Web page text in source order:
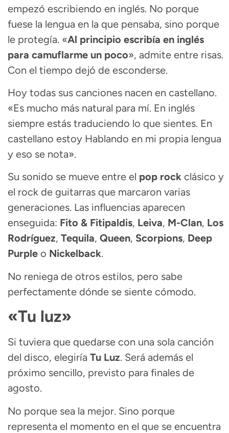
empezó escribiendo en inglés. No porque
fuese la lengua en la que pensaba, sino porque
le protegía. «Al principio escribía en inglés
para camuflarme un poco», admite entre risas.
Con el tiempo dejó de esconderse.
Hoy todas sus canciones nacen en castellano.
«Es mucho más natural para mí. En inglés
siempre estás traduciendo lo que sientes. En
castellano estoy Hablando en mi propia lengua
y eso se nota».
Su sonido se mueve entre el pop rock clásico y
el rock de guitarras que marcaron varias
generaciones. Las influencias aparecen
enseguida: Fito & Fitipaldis, Leiva, M-Clan, Los
Rodríguez, Tequila, Queen, Scorpions, Deep
Purple o Nickelback.
No reniega de otros estilos, pero sabe
perfectamente dónde se siente cómodo.
«Tu luz»
Si tuviera que quedarse con una sola canción
del disco, elegiría Tu Luz. Será además el
próximo sencillo, previsto para finales de
agosto.
No porque sea la mejor. Sino porque
representa el momento en el que se encuentra